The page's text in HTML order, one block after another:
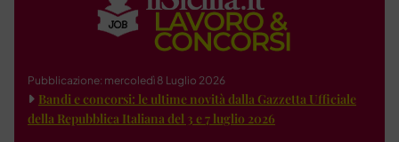
Pubblicazione: mercoledì 8 Luglio 2026
Bandi e concorsi: le ultime novità dalla Gazzetta Ufficiale
della Repubblica Italiana del 3 e 7 luglio 2026